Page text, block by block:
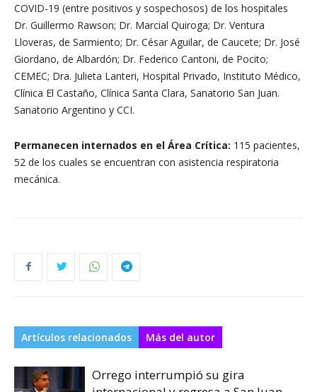
COVID-19 (entre positivos y sospechosos) de los hospitales
Dr. Guillermo Rawson; Dr. Marcial Quiroga; Dr. Ventura
Lloveras, de Sarmiento; Dr. César Aguilar, de Caucete; Dr. José
Giordano, de Albardón; Dr. Federico Cantoni, de Pocito;
CEMEC; Dra. Julieta Lanteri, Hospital Privado, Instituto Médico,
Clínica El Castaño, Clínica Santa Clara, Sanatorio San Juan.
Sanatorio Argentino y CCI.
Permanecen internados en el Área Crítica: 115 pacientes,
52 de los cuales se encuentran con asistencia respiratoria
mecánica.
Artículos relacionados Más del autor
Orrego interrumpió su gira